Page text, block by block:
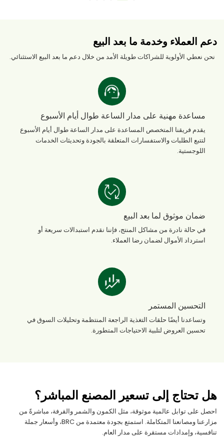
دعم العملاء وخدمة ما بعد البيع
نحن نعطي الأولوية للشراكات طويلة الأمد من خلال دعم ما بعد البيع الاستثنائي.
مساعدة مهنية على مدار الساعة طوال أيام الأسبوع
يقدم فريقنا المتخصص المساعدة على مدار الساعة طوال أيام الأسبوع
لتتبع الطلبات والاستفسارات المتعلقة بالجودة وتحديثات الخدمات
اللوجستية.
ضمان موثوق لما بعد البيع
في حالة نادرة من مشاكل المنتج، فإننا نقدم استبدالات سريعة أو
استرداد الأموال لضمان رضا العملاء.
التحسين المستمر
وتساعدنا أيضًا حلقات التغذية الراجعة المنتظمة وتحليلات السوق في
تحسين العروض لتلبية الاحتياجات المتطورة.
هل تحتاج إلى تسعير المصنع المباشر؟
احصل على توابل عالمية موثوقة، مثل الكمون والشمر والقرفة، مباشرةً من
مزارعنا ومصانعنا المتكاملة. استمتع بجودة معتمدة من BRC، وأسعار جملة
تنافسية، وإمدادات مستقرة على مدار العام.